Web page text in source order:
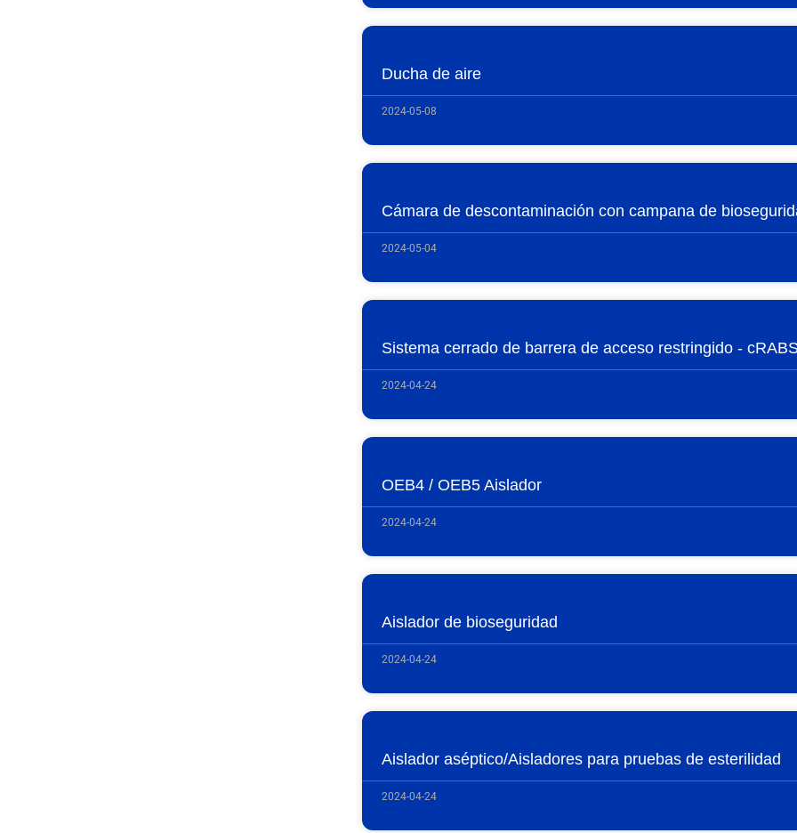
Ducha de aire
2024-05-08
Cámara de descontaminación con campana de
2024-05-04
Sistema cerrado de barrera de acceso restringido -
2024-04-24
OEB4 / OEB5 Aislador
2024-04-24
Aislador de bioseguridad
2024-04-24
Aislador aséptico/Aisladores para pruebas de esterilidad
2024-04-24